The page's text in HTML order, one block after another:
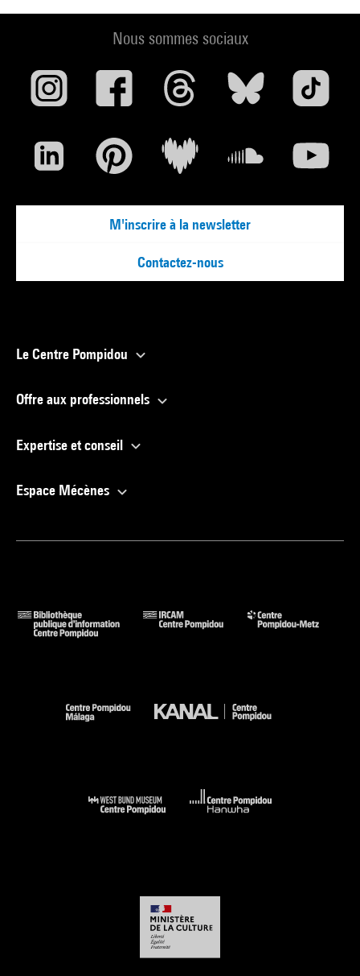
Nous sommes sociaux
M'inscrire à la newsletter
Contactez-nous
Le Centre Pompidou
Offre aux professionnels
Expertise et conseil
Espace Mécènes